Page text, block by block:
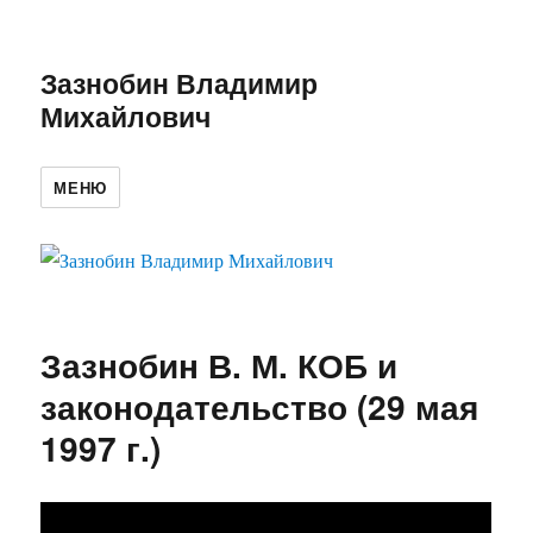
Зазнобин Владимир
Михайлович
МЕНЮ
Зазнобин В. М. КОБ и
законодательство (29 мая
1997 г.)